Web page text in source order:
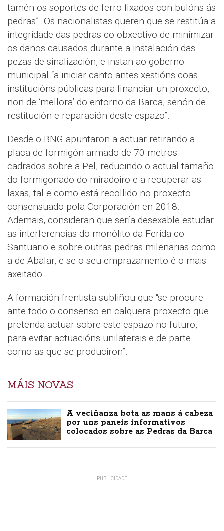
tamén os soportes de ferro fixados con bulóns ás
pedras”. Os nacionalistas queren que se restitúa a
integridade das pedras co obxectivo de minimizar
os danos causados durante a instalación das
pezas de sinalización, e instan ao goberno
municipal “a iniciar canto antes xestións coas
institucións públicas para financiar un proxecto,
non de ‘mellora’ do entorno da Barca, senón de
restitución e reparación deste espazo”.
Desde o BNG apuntaron a actuar retirando a
placa de formigón armado de 70 metros
cadrados sobre a Pel, reducindo o actual tamaño
do formigonado do miradoiro e a recuperar as
laxas, tal e como está recollido no proxecto
consensuado pola Corporación en 2018.
Ademais, consideran que sería desexable estudar
as interferencias do monólito da Ferida co
Santuario e sobre outras pedras milenarias como
a de Abalar, e se o seu emprazamento é o mais
axeitado.
A formación frentista subliñou que “se procure
ante todo o consenso en calquera proxecto que
pretenda actuar sobre este espazo no futuro,
para evitar actuacións unilaterais e de parte
como as que se produciron”.
MÁIS NOVAS
A veciñanza bota as mans á cabeza
por uns paneis informativos
colocados sobre as Pedras da Barca